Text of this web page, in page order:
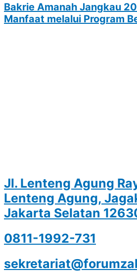
Bakrie Amanah Jangkau
Manfaat melalui Program
Jl. Lenteng Agung
Lenteng Agung,
Jakarta Selatan
0811-1992-731